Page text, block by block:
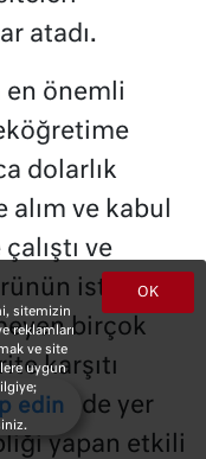
atadı.
en önemli
dolarlık
alım ve kabul
ve
istifasını
birçok
karşıtı
yer
yapan etkili
OK
sitemizin
reklamları
ve site
uygun
edin